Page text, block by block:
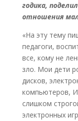
годика,
отношения
«На эту тему
педагоги,
все, кому не
зло. Мои дети
дисков,
компьютеров,
слишком
электронных